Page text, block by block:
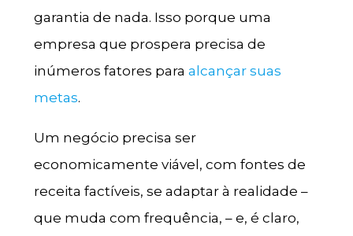
garantia de nada. Isso porque uma
empresa que prospera precisa de
inúmeros fatores para alcançar suas
metas.
Um negócio precisa ser
economicamente viável, com fontes de
receita factíveis, se adaptar à realidade –
que muda com frequência, – e, é claro,